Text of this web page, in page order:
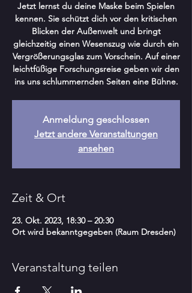
Jetzt lernst du deine Maske beim Spielen
kennen. Sie schützt dich vor den kritischen
Blicken der Außenwelt und bringt
gleichzeitig einen Wesenszug wie durch ein
Vergrößerungsglas zum Vorschein. Auf einer
leichtfüßige Forschungsreise geben wir den
ins uns schlummernden Seiten eine Bühne.
Anmeldung geschlossen
Jetzt andere Veranstaltungen
ansehen
Zeit & Ort
23. Okt. 2023, 18:30 – 20:30
Ort wird bekanntgegeben (Raum Dresden)
Veranstaltung teilen